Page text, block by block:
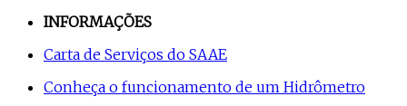
INFORMAÇÕES
Carta de Serviços do SAAE
Conheça o funcionamento de um Hidrômetro